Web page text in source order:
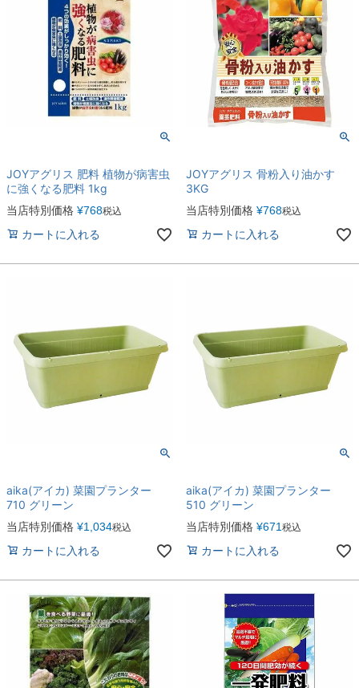
JOYアグリス 肥料 植物が病害虫
に強くなる肥料 1kg
当店特別価格 ¥768税込
カートに入れる
JOYアグリス 骨粉入り油かす
3KG
当店特別価格 ¥768税込
カートに入れる
aika(アイカ) 菜園プランター
710 グリーン
当店特別価格 ¥1,034税込
カートに入れる
aika(アイカ) 菜園プランター
510 グリーン
当店特別価格 ¥671 税込
カートに入れる